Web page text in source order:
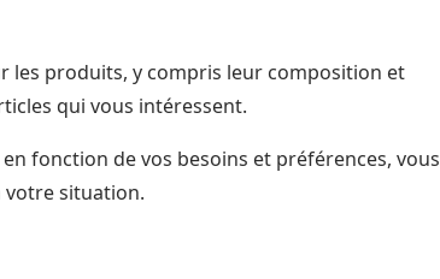
les produits, y compris leur composition et
qui vous intéressent.
fonction de vos besoins et préférences, vous
votre situation.